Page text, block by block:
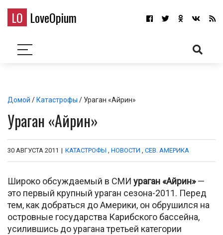
LO LoveOpium
Домой / Катастрофы / Ураган «Айрин»
Ураган «Айрин»
30 АВГУСТА 2011 | КАТАСТРОФЫ , НОВОСТИ , СЕВ. АМЕРИКА
Широко обсуждаемый в СМИ ураган «Айрин»—
это первый крупный ураган сезона-2011. Перед
тем, как добраться до Америки, он обрушился на
островные государства Карибского бассейна,
усилившись до урагана третьей категории